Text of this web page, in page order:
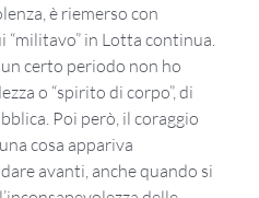
è riemerso con
in Lotta continua.
certo periodo non ho
o “spirito di corpo”, di
Poi però, il coraggio
cosa appariva
avanti, anche quando si